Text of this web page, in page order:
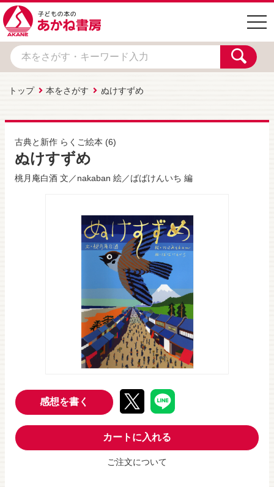
トップ 本をさがす ぬけすずめ
古典と新作 らくご絵本 (6)
ぬけすずめ
桃月庵白酒 文／nakaban 絵／ばばけんいち 編
感想を書く
カートに入れる
ご注文について